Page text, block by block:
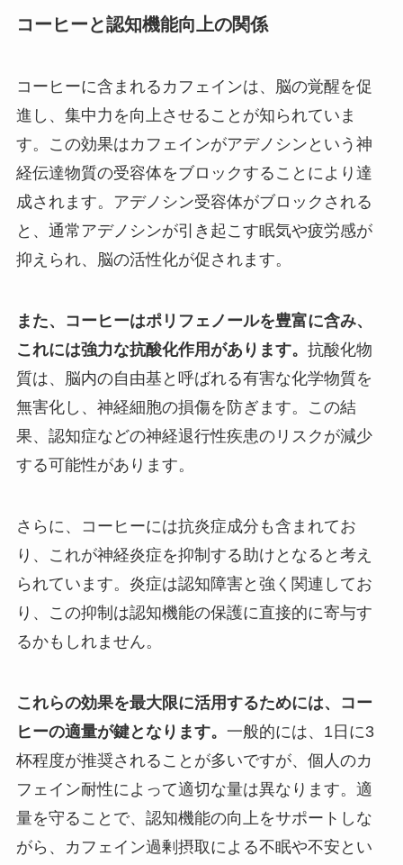
コーヒーと認知機能向上の関係
コーヒーに含まれるカフェインは、脳の覚醒を促
進し、集中力を向上させることが知られていま
す。この効果はカフェインがアデノシンという神
経伝達物質の受容体をブロックすることにより達
成されます。アデノシン受容体がブロックされる
と、通常アデノシンが引き起こす眠気や疲労感が
抑えられ、脳の活性化が促されます。
また、コーヒーはポリフェノールを豊富に含み、
これには強力な抗酸化作用があります。 抗酸化物
質は、脳内の自由基と呼ばれる有害な化学物質を
無害化し、神経細胞の損傷を防ぎます。この結
果、認知症などの神経退行性疾患のリスクが減少
する可能性があります。
さらに、コーヒーには抗炎症成分も含まれてお
り、これが神経炎症を抑制する助けとなると考え
られています。炎症は認知障害と強く関連してお
り、この抑制は認知機能の保護に直接的に寄与す
るかもしれません。
これらの効果を最大限に活用するためには、コー
ヒーの適量が鍵となります。 一般的には、1日に3
杯程度が推奨されることが多いですが、個人のカ
フェイン耐性によって適切な量は異なります。適
量を守ることで、認知機能の向上をサポートしな
がら、カフェイン過剰摂取による不眠や不安とい